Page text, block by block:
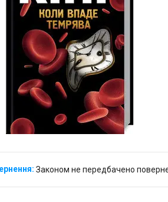
Законом не передбачено